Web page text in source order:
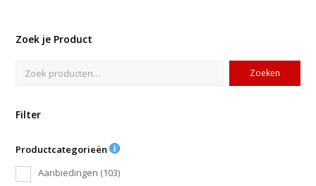
Zoek je Product
Zoeken
Filter
Productcategorieën
Aanbiedingen (103)